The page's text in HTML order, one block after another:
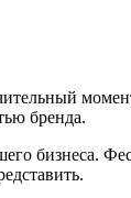
бренда.
бизнеса.